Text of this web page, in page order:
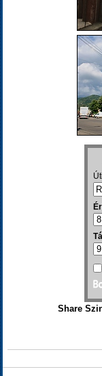
Share